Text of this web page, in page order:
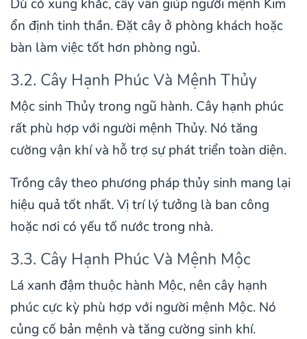
Dù có xung khắc, cây vẫn giúp người mệnh Kim
ổn định tinh thần. Đặt cây ở phòng khách hoặc
bàn làm việc tốt hơn phòng ngủ.
3.2. Cây Hạnh Phúc Và Mệnh Thủy
Mộc sinh Thủy trong ngũ hành. Cây hạnh phúc
rất phù hợp với người mệnh Thủy. Nó tăng
cường vận khí và hỗ trợ sự phát triển toàn diện.
Trồng cây theo phương pháp thủy sinh mang lại
hiệu quả tốt nhất. Vị trí lý tưởng là ban công
hoặc nơi có yếu tố nước trong nhà.
3.3. Cây Hạnh Phúc Và Mệnh Mộc
Lá xanh đậm thuộc hành Mộc, nên cây hạnh
phúc cực kỳ phù hợp với người mệnh Mộc. Nó
củng cố bản mệnh và tăng cường sinh khí.